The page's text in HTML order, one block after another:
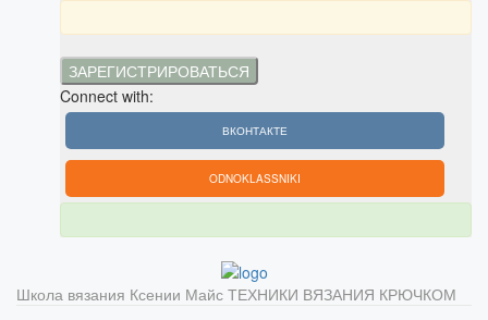
Connect with:
ВКОНТАКТЕ
ODNOKLASSNIKI
Школа вязания Ксении Майс ТЕХНИКИ ВЯЗАНИЯ КРЮЧКОМ